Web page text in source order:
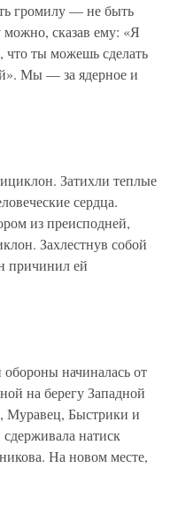
громилу — не быть
сказав ему: «Я
ты можешь сделать
Мы — за ядерное и
Затихли теплые
сердца.
из преисподней,
Захлестнув собой
причинил ей
начиналась от
на берегу Западной
Муравец, Быстрики и
натиск
На новом месте,